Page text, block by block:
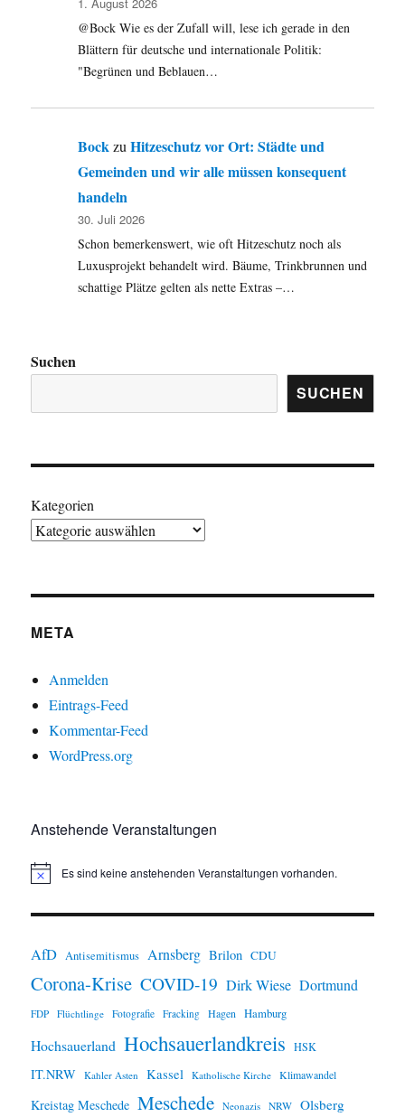
@Bock Wie es der Zufall will, lese ich gerade in den
Blättern für deutsche und internationale Politik:
"Begrünen und Beblauen…
BockzuHitzeschutz vor Ort: Städte und
Gemeinden und wir alle müssen konsequent
handeln
30. Juli 2026
Schon bemerkenswert, wie oft Hitzeschutz noch als
Luxusprojekt behandelt wird. Bäume, Trinkbrunnen und
schattige Plätze gelten als nette Extras –…
Suchen
SUCHEN
Kategorien
META
Anmelden
Eintrags-Feed
Kommentar-Feed
WordPress.org
Anstehende Veranstaltungen
H
Es sind keine anstehenden Veranstaltungen vorhanden.
AfD Antisemitismus Arnsberg Brilon CDU
Corona-Krise COVID-19 Dirk Wiese Dortmund
FDP Flüchtlinge Fotografie Fracking Hagen Hamburg
Hochsauerland Hochsauerlandkreis HSK
IT.NRW Kahler Asten Kassel Katholische Kirche Klimawandel
Kreistag Meschede Meschede Neonazis NRW Olsberg